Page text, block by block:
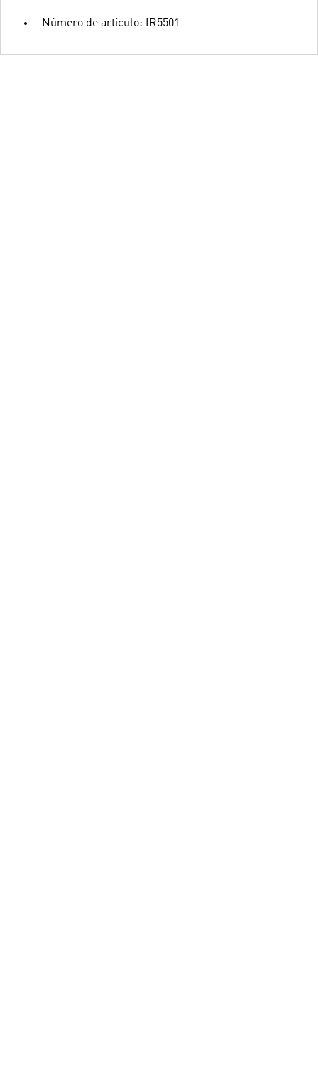
Número de artículo: IR5501